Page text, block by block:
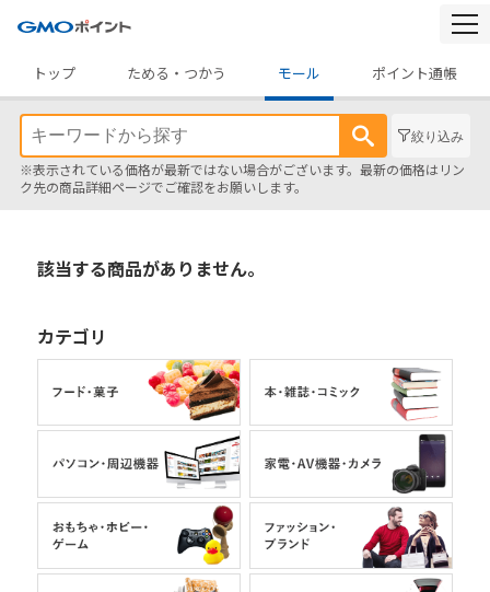
トップ
ためる・つかう モール ポイント通帳
絞り込み
※表示されている価格が最新ではない場合がございます。最新の価格はリン
ク先の商品詳細ページでご確認をお願いします。
該当する商品がありません。
カテゴリ